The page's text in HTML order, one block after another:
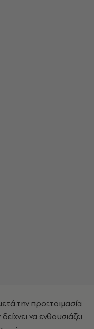
την προετοιμασία
να ενθουσιάζει